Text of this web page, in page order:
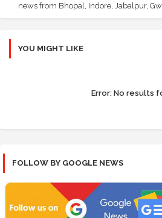
news from Bhopal, Indore, Jabalpur,
YOU MIGHT LIKE
Error: No results
FOLLOW BY GOOGLE NEWS